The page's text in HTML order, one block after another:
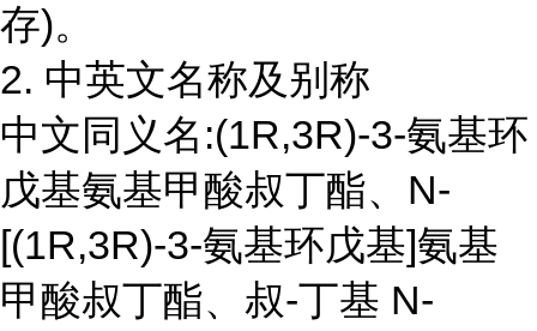
存)。
2. 中英文名称及别称
中文同义名:(1R,3R)-3-氨基环
戊基氨基甲酸叔丁酯、N-
[(1R,3R)-3-氨基环戊基]氨基
甲酸叔丁酯、叔-丁基 N-